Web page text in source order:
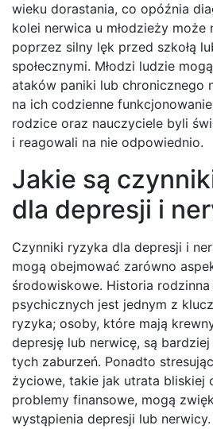
wieku dorastania, co opóźnia
kolei nerwica u młodzieży może
poprzez silny lęk przed szkołą
społecznymi. Młodzi ludzie
ataków paniki lub chronicznego
na ich codzienne
rodzice oraz nauczyciele byli
i reagowali na nie odpowiednio.
Jakie są
dla depresji i
Czynniki ryzyka dla depresji i
mogą obejmować zarówno
środowiskowe. Historia
psychicznych jest jednym z
ryzyka; osoby, które mają
depresję lub nerwicę, są
tych zaburzeń. Ponadto
życiowe, takie jak utrata bliskiej
problemy finansowe, mogą
wystąpienia depresji lub